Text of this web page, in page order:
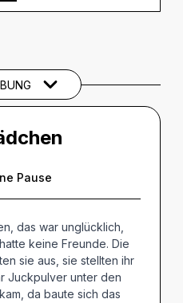
Pause
das war unglücklich,
keine Freunde. Die
sie aus, sie stellten ihr
Juckpulver unter den
da baute sich das